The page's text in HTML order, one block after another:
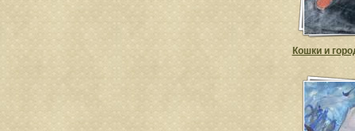
Кошки и